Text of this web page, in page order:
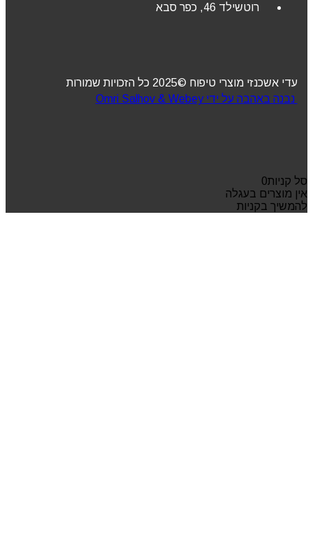
רוטשילד 46, כפר סבא
עדי אשכנזי מוצרי טיפוח ©2025 כל הזכויות שמורות
נבנה באהבה על ידי Omri Salhov & Webey
סל קניות0
אין מוצרים בעגלה
להמשיך בקניות